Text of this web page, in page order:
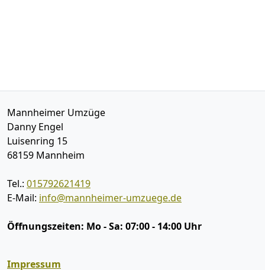
Mannheimer Umzüge
Danny Engel
Luisenring 15
68159 Mannheim
Tel.: 015792621419
E-Mail: info@mannheimer-umzuege.de
Öffnungszeiten: Mo - Sa: 07:00 - 14:00 Uhr
Impressum